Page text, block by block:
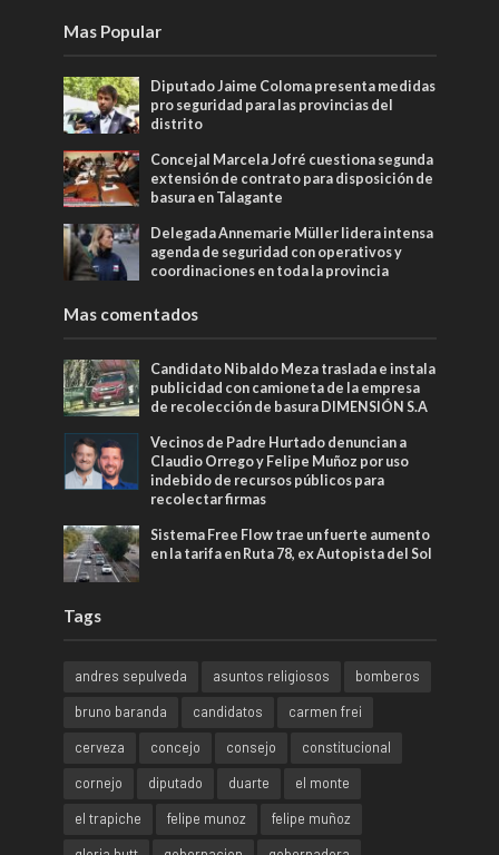
Mas Popular
Diputado Jaime Coloma presenta medidas
pro seguridad para las provincias del
distrito
Concejal Marcela Jofré cuestiona segunda
extensión de contrato para disposición de
basura en Talagante
Delegada Annemarie Müller lidera intensa
agenda de seguridad con operativos y
coordinaciones en toda la provincia
Mas comentados
Candidato Nibaldo Meza traslada e instala
publicidad con camioneta de la empresa
de recolección de basura DIMENSIÓN S.A
Vecinos de Padre Hurtado denuncian a
Claudio Orrego y Felipe Muñoz por uso
indebido de recursos públicos para
recolectar firmas
Sistema Free Flow trae un fuerte aumento
en la tarifa en Ruta 78, ex Autopista del Sol
Tags
andres sepulveda asuntos religiosos
bomberos
bruno baranda
candidatos
carmen frei
cerveza
concejo consejo
constitucional
cornejo
diputado duarte
el monte
el trapiche
felipe munoz
felipe muñoz